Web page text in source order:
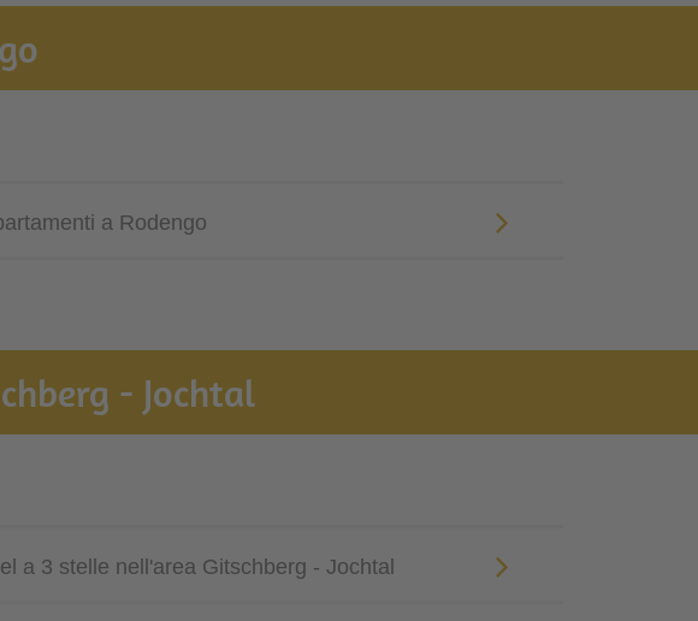
a Rodengo
- Jochtal
a 3 stelle nell'area Gitschberg - Jochtal